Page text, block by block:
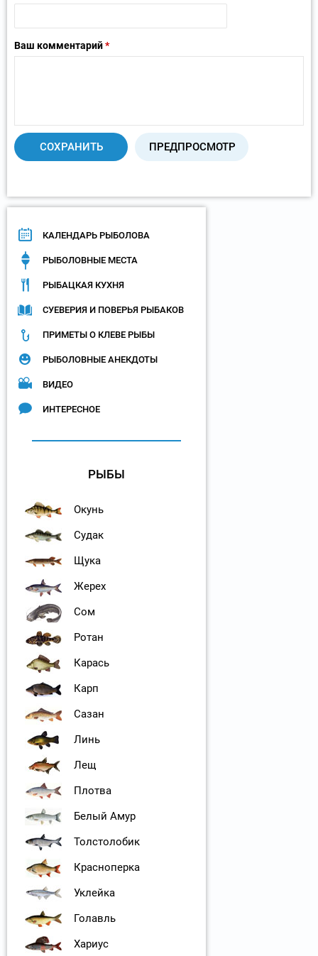
Ваш комментарий*
КАЛЕНДАРЬ РЫБОЛОВА
РЫБОЛОВНЫЕ МЕСТА
РЫБАЦКАЯ КУХНЯ
СУЕВЕРИЯ И ПОВЕРЬЯ РЫБАКОВ
ПРИМЕТЫ О КЛЕВЕ РЫБЫ
РЫБОЛОВНЫЕ АНЕКДОТЫ
ВИДЕО
ИНТЕРЕСНОЕ
РЫБЫ
Окунь
Судак
Щука
Жерех
Сом
Ротан
Карась
Карп
Сазан
Линь
Лещ
Плотва
Белый Амур
Толстолобик
Красноперка
Уклейка
Голавль
Хариус